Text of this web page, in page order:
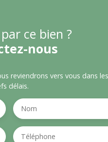
ce bien ?
nous
reviendrons vers vous dans
délais.
Nom
Téléphone